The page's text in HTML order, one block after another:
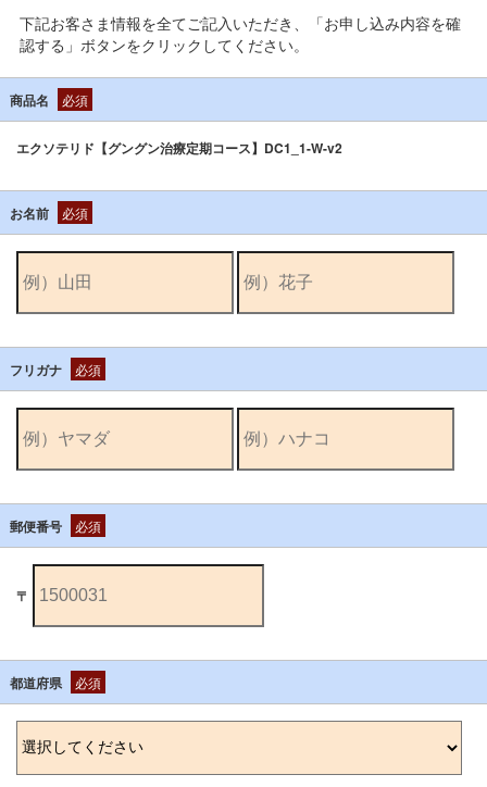
下記お客さま情報を全てご記入いただき、「お申し込み内容を確
認する」ボタンをクリックしてください。
商品名 必須
エクソテリド【グングン治療定期コース】DC1_1-W-v2
お名前 必須
フリガナ 必須
郵便番号 必須
〒
都道府県 必須